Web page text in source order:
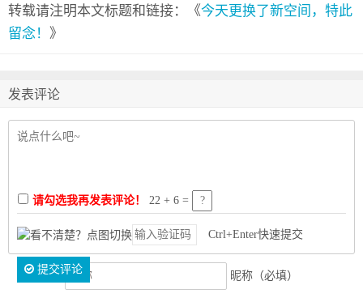
转载请注明本文标题和链接：《今天更换了新空间，特此
留念！ 》
发表评论
请勾选我再发表评论！ 22 + 6 =
Ctrl+Enter快速提交
提交评论
昵称（必填）